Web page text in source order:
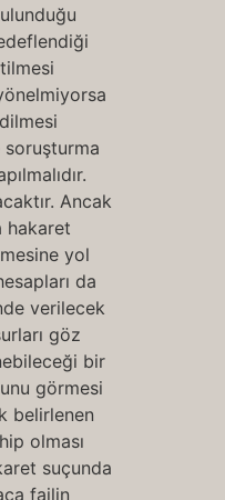
soruşturma
Ancak
hakaret
yol
da
verilecek
göz
bir
görmesi
belirlenen
olması
suçunda
failin